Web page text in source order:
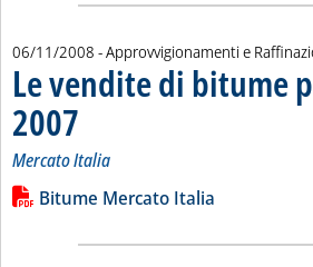
06/11/2008 - Approvvigionamenti e
Le vendite di bitume
2007 . Pubblicata giovedì 06 novembre 2008 alle
Mercato Italia
Leggi tutta la notizia: 'Le vendite di
Lista allegati PDF alla notizia
Bitume Mercato Italia